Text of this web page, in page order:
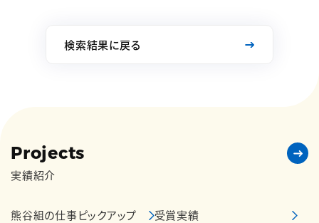
検索結果に戻る
Projects
実績紹介
熊谷組の仕事ピックアップ 受賞実績